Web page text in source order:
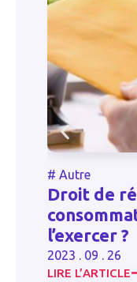
# Autre
Droit de
l’exercer ?
2023 . 09 . 26
LIRE L’ARTICLE